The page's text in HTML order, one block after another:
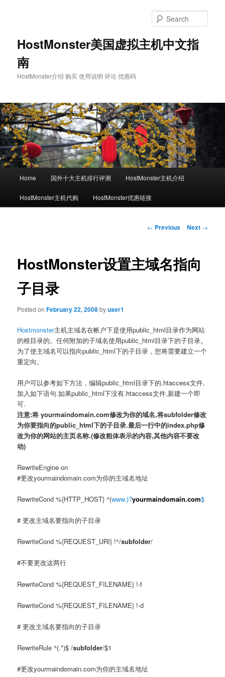
HostMonster美国虚拟主机中文指
南
HostMonster介绍 购买 使用说明 评论 优惠码
Home 国外十大主机排行评测 HostMonster主机介绍
HostMonster主机代购 HostMonster优惠链接
Post
← Previous Next →
HostMonster设置主域名指向
子目录
Posted onFebruary 22, 2008byuser1
Hostmonster主机主域名在帐户下是使用public_html目录作为网站
的根目录的。任何附加的子域名使用public_html目录下的子目录。
为了使主域名可以指向public_html下的子目录 ，您将需要建立一个
重定向。
用户可以参考如下方法，编辑public_html目录下的.htaccess文件,
加入如下语句.如果public_html下没有.htaccess文件,新建一个即
可.
注意:将 yourmaindomain.com修改为你的域名,将subfolder修改
为你要指向的public_html下的子目录.最后一行中的index.php修
改为你的网站的主页名称.(修改粗体表示的内容,其他内容不要改
动)
RewriteEngine on
#更改yourmaindomain.com为你的主域名地址
RewriteCond %{HTTP_HOST} ^(www.)?yourmaindomain.com$
# 更改主域名要指向的子目录
RewriteCond %{REQUEST_URI} !^/subfolder/
#不要更改这两行
RewriteCond %{REQUEST_FILENAME} !-f
RewriteCond %{REQUEST_FILENAME} !-d
# 更改主域名要指向的子目录
RewriteRule ^(.*)$ /subfolder/$1
#更改yourmaindomain.com为你的主域名地址